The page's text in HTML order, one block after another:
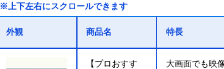
※上下左右にスクロールできます
外観 商品名 特長
【プロおすす
大画面でも映